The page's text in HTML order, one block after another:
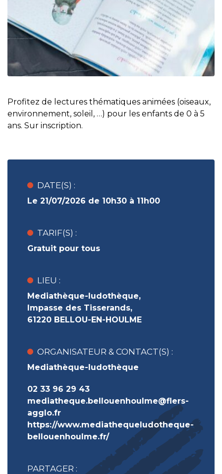
Profitez de lectures thématiques animées (oiseaux,
environnement, soleil, …) pour les enfants de 0 à 5
ans. Sur inscription.
DATE(S) :
Le 21/07/2026 de 10h30 à 11h00
TARIF(S) :
Gratuit pour tous
LIEU :
Mediathèque-ludothèque,
Impasse des Tisserands,
61220 BELLOU-EN-HOULME
ORGANISATEUR & CONTACT(S) :
Mediathèque-ludothèque
02 33 96 29 43
mediatheque.bellouenhoulme@flers-
agglo.fr
https://www.mediathequeludotheque-
bellouenhoulme.fr/
PARTAGER :